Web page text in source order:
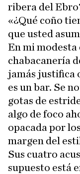
ribera del
«¿Qué coño
que usted
En mi modesta
chabacanería
jamás justifica
es un bar. Se
gotas de
algo de foco
opacada por
margen del
Sus cuatro
supuesto está